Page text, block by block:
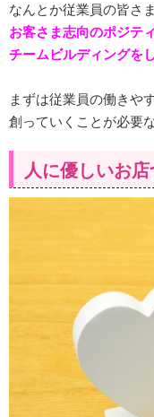
なんとか従業員の皆さ
お客さま志向のポジテ
チームビルディングを
まずは従業員の働きや
創っていくことが必要
人に優しいお